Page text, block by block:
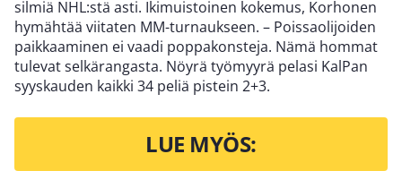
silmiä NHL:stä asti. Ikimuistoinen kokemus, Korhonen
hymähtää viitaten MM-turnaukseen. – Poissaolijoiden
paikkaaminen ei vaadi poppakonsteja. Nämä hommat
tulevat selkärangasta. Nöyrä työmyyrä pelasi KalPan
syyskauden kaikki 34 peliä pistein 2+3.
LUE MYÖS: